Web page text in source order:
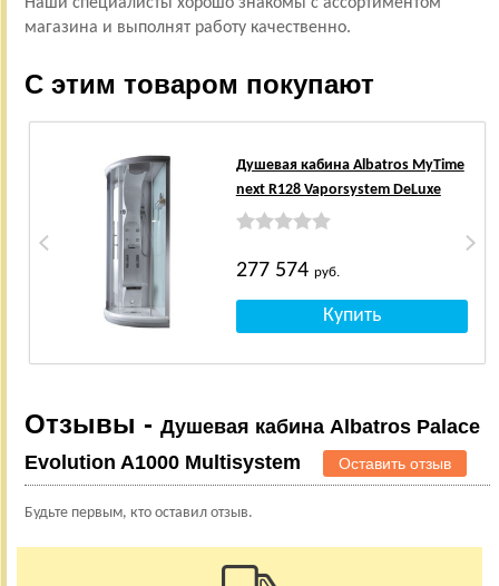
магазина и выполнят работу качественно.
С этим товаром покупают
Душевая кабина Albatros MyTime
next R128 Vaporsystem DeLuxe
277 574 руб.
Отзывы - Душевая кабина Albatros Palace
Evolution A1000 Multisystem
Оставить отзыв
Будьте первым, кто оставил отзыв.